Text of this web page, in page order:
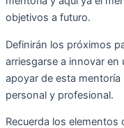
objetivos a futuro.
Definirán los próximos
arriesgarse a innovar
apoyar de esta
personal y profesional.
Recuerda los